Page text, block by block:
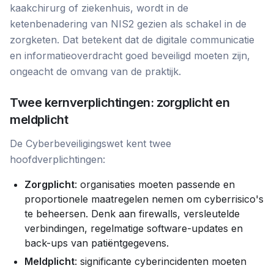
kaakchirurg of ziekenhuis, wordt in de
ketenbenadering van NIS2 gezien als schakel in de
zorgketen. Dat betekent dat de digitale communicatie
en informatieoverdracht goed beveiligd moeten zijn,
ongeacht de omvang van de praktijk.
Twee kernverplichtingen: zorgplicht en
meldplicht
De Cyberbeveiligingswet kent twee
hoofdverplichtingen:
Zorgplicht: organisaties moeten passende en
proportionele maatregelen nemen om cyberrisico's
te beheersen. Denk aan firewalls, versleutelde
verbindingen, regelmatige software-updates en
back-ups van patiëntgegevens.
Meldplicht: significante cyberincidenten moeten